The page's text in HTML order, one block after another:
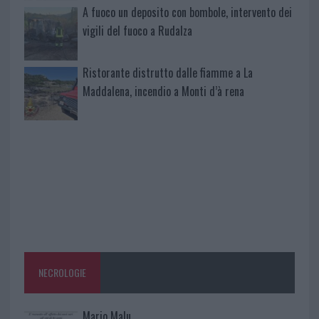
A fuoco un deposito con bombole, intervento dei
vigili del fuoco a Rudalza
Ristorante distrutto dalle fiamme a La
Maddalena, incendio a Monti d’à rena
NECROLOGIE